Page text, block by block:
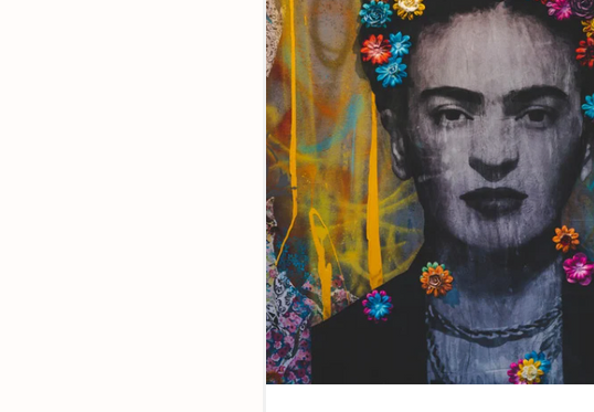
Ensemble, faites la différence...